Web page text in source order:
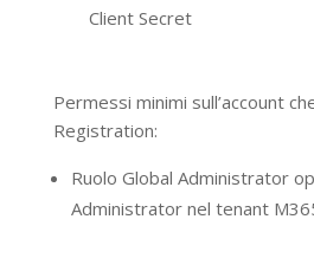
Client Secret
Permessi minimi sull’account
Registration:
Ruolo Global Administrator
Administrator nel tenant